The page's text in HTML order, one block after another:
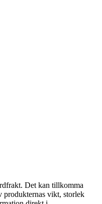
Det kan tillkomma
produkternas vikt, storlek